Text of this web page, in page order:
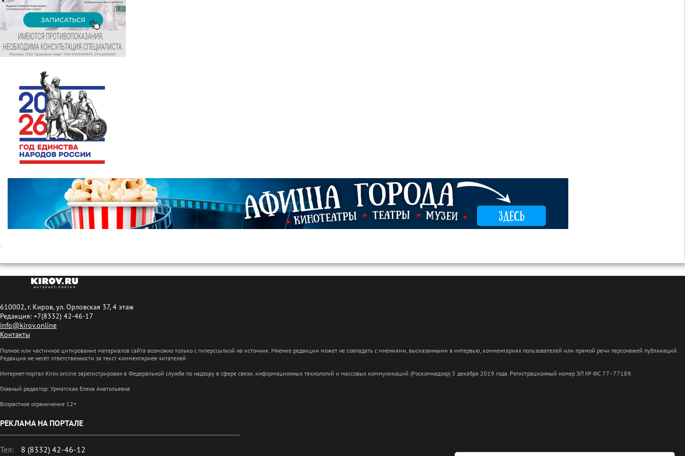
610002, г. Киров, ул. Орловская 37, 4 этаж
Редакция: +7(8332) 42-46-17
info@kirov.online
Контакты
Полное или частичное цитирование материалов сайта возможно только с гиперссылкой на источник. Мнение редакции может не совпадать с мнениями, высказанными в интервью, комментариях пользователей или прямой речи персонажей публикаций.
Редакция не несёт ответственности за текст комментариев читателей.
Интернет-портал Kirov.online зарегистрирован в Федеральной службе по надзору в сфере связи, информационных технологий и массовых коммуникаций (Роскомнадзор) 5 декабря 2019 года. Регистрационный номер ЭЛ № ФС 77 - 77189.
Главный редактор: Урматская Елена Анатольевна
Возрастное ограничение 12+
РЕКЛАМА НА ПОРТАЛЕ
Тел: 8 (8332) 42-46-12